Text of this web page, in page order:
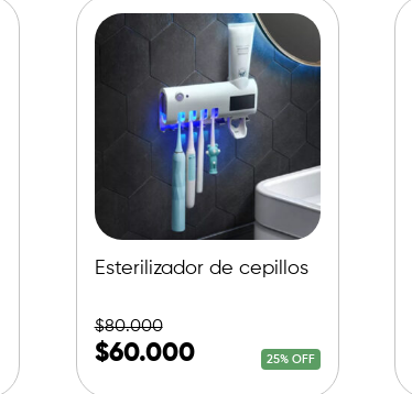
Esterilizador de cepillos
$80.000
$60.000 25% OFF